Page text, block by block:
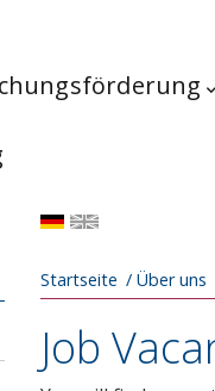
Startseite Über uns
Job